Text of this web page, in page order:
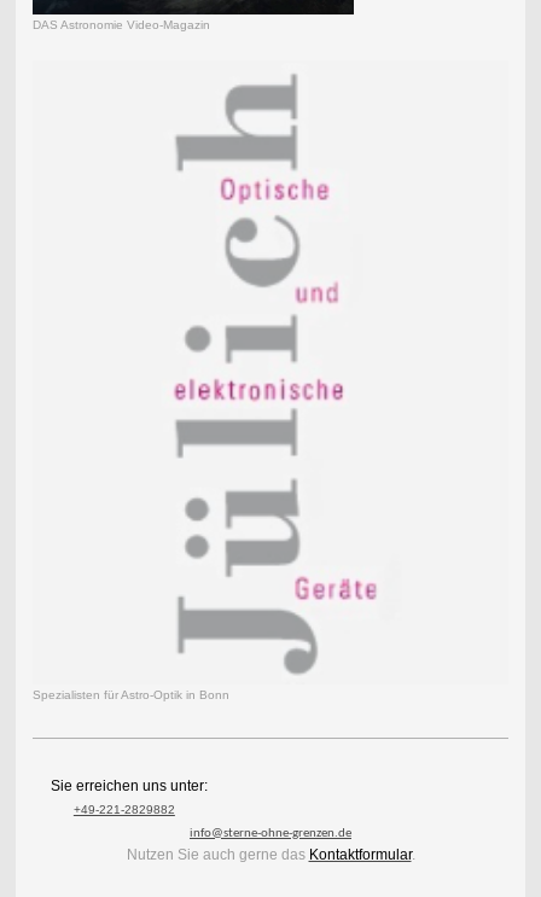
DAS Astronomie Video-Magazin
Spezialisten für Astro-Optik in Bonn
Sie erreichen uns unter:
+49-221-2829882
info@sterne-ohne-grenzen.de
Nutzen Sie auch gerne das Kontaktformular.